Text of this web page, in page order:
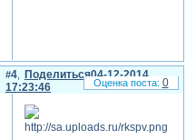
Поделиться
4
04-12-2014
17:23:46
0